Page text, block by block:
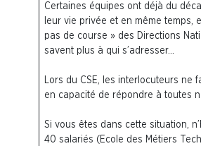
Certaines équipes ont déjà du
leur vie privée et en même temps,
pas de course » des Directions
savent plus à qui s’adresser…
Lors du CSE, les interlocuteurs
en capacité de répondre à toutes
Si vous êtes dans cette situation,
40 salariés (Ecole des Métiers